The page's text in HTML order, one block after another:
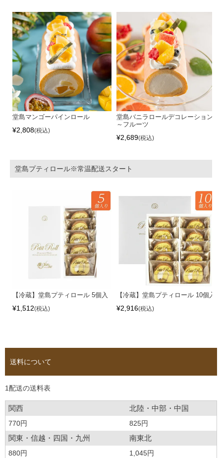
堂島マンゴーパインロール
¥2,808 税込
堂島バニラロールデコレーション
～フルーツ
¥2,689 税込
堂島プティロール※常温配送スタート
【冷蔵】堂島プティロール 5個入
¥1,512 税込
【冷蔵】堂島プティロール 10個入
¥2,916 税込
送料について
1配送の送料表
関西 北陸・中部・中国
770円 825円
関東・信越・四国・九州 南東北
880円
1,045円